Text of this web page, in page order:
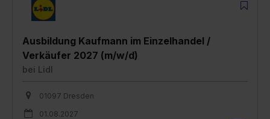
Ausbildung Kaufmann im Einzelhandel /
Verkäufer 2027 (m/w/d)
bei Lidl
01097 Dresden
01.08.2027